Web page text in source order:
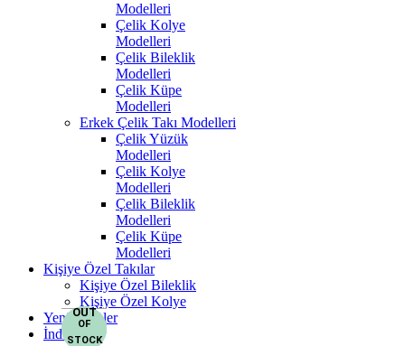
Modelleri
Çelik Kolye
Modelleri
Çelik Bileklik
Modelleri
Çelik Küpe
Modelleri
Erkek Çelik Takı Modelleri
Çelik Yüzük
Modelleri
Çelik Kolye
Modelleri
Çelik Bileklik
Modelleri
Çelik Küpe
Modelleri
Kişiye Özel Takılar
Kişiye Özel Bileklik
Kişiye Özel Kolye
Yeni Ürünler
İndirim
OUT
OF
STOCK
OUT
OF
STOCK
OUT
OF
STOCK